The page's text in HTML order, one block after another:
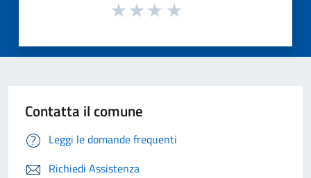
Contatta il comune
Leggi le domande frequenti
Richiedi Assistenza